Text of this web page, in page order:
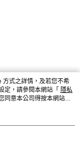
享後付」服務完成之交
易相關給付款項請求債
用戶狀況，依本公司即
，本公司將視審查結果
發現惡意使用之情形，
商品重量在9~
方式之詳情，及若您不希
定，請參閱本網站「 隱私
同意本公司得按本網站使